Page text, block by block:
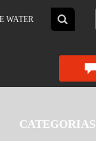
WATER
CATEGORIAS